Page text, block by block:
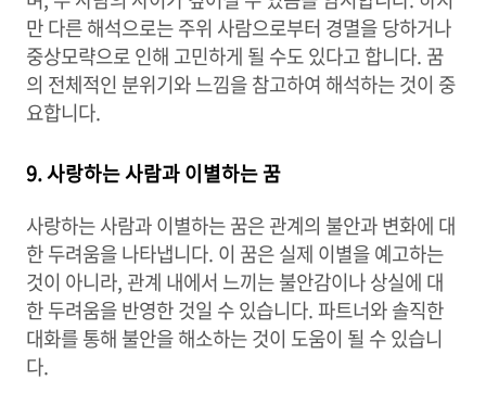
만 다른 해석으로는 주위 사람으로부터 경멸을 당하거나
중상모략으로 인해 고민하게 될 수도 있다고 합니다. 꿈
의 전체적인 분위기와 느낌을 참고하여 해석하는 것이 중
요합니다.
9. 사랑하는 사람과 이별하는 꿈
사랑하는 사람과 이별하는 꿈은 관계의 불안과 변화에 대
한 두려움을 나타냅니다. 이 꿈은 실제 이별을 예고하는
것이 아니라, 관계 내에서 느끼는 불안감이나 상실에 대
한 두려움을 반영한 것일 수 있습니다. 파트너와 솔직한
대화를 통해 불안을 해소하는 것이 도움이 될 수 있습니
다.